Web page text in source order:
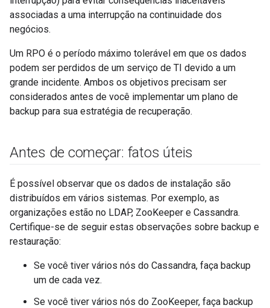
associadas a uma interrupção na continuidade dos
negócios.
Um RPO é o período máximo tolerável em que os dados
podem ser perdidos de um serviço de TI devido a um
grande incidente. Ambos os objetivos precisam ser
considerados antes de você implementar um plano de
backup para sua estratégia de recuperação.
Antes de começar: fatos úteis
É possível observar que os dados de instalação são
distribuídos em vários sistemas. Por exemplo, as
organizações estão no LDAP, ZooKeeper e Cassandra.
Certifique-se de seguir estas observações sobre backup e
restauração:
Se você tiver vários nós do Cassandra, faça backup
um de cada vez.
Se você tiver vários nós do ZooKeeper, faça backup